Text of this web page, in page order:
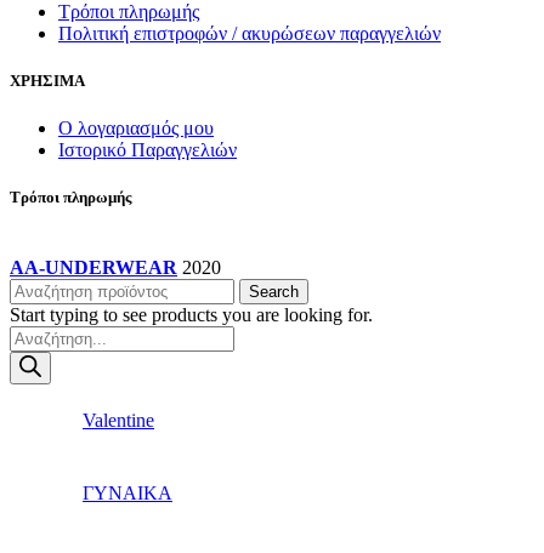
Τρόποι πληρωμής
Πολιτική επιστροφών / ακυρώσεων παραγγελιών
ΧΡΗΣΙΜΑ
Ο λογαριασμός μου
Ιστορικό Παραγγελιών
Τρόποι πληρωμής
AA-UNDERWEAR 2020
Search
Start typing to see products you are looking for.
Products
search
Valentine
ΓΥΝΑΙΚΑ